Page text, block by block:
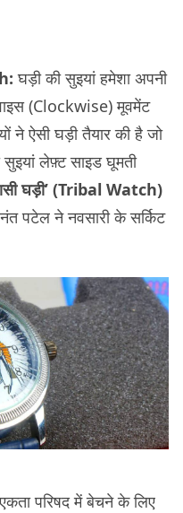
घड़ी की सुइयां हमेशा अपनी
(Clockwise) मूवमेंट
ने ऐसी घड़ी तैयार की है जो
सुइयां लेफ़्ट साइड घूमती
घड़ी’ (Tribal Watch)
पटेल ने नवसारी के सर्किट
परिषद में बेचने के लिए